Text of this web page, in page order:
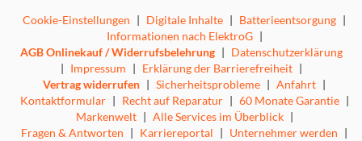
Cookie-Einstellungen | Digitale Inhalte | Batterieentsorgung |
Informationen nach ElektroG |
AGB Onlinekauf / Widerrufsbelehrung | Datenschutzerklärung
| Impressum | Erklärung der Barrierefreiheit |
Vertrag widerrufen | Sicherheitsprobleme | Anfahrt |
Kontaktformular | Recht auf Reparatur | 60 Monate Garantie |
Markenwelt | Alle Services im Überblick |
Fragen & Antworten | Karriereportal | Unternehmer werden |